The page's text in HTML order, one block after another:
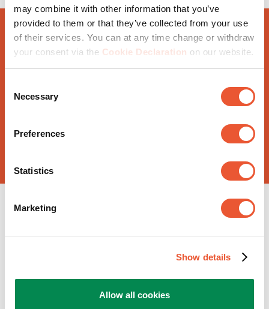
may combine it with other information that you’ve
provided to them or that they’ve collected from your use
of their services. You can at any time change or withdraw
your consent via the Cookie Declaration on our website.
Selection
Necessary
Preferences
Statistics
Marketing
Show details
Allow all cookies
Eind resultaat van de 16,5 meter brede
LED wall
Slide 1 of 1